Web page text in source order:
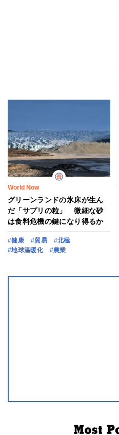
World Now
グリーンランドの氷床が生ん
だ「サプリの粒」 微細な砂
は食料危機の鍵になり得るか
#健康 #貿易
#北極
#地球温暖化
#農業